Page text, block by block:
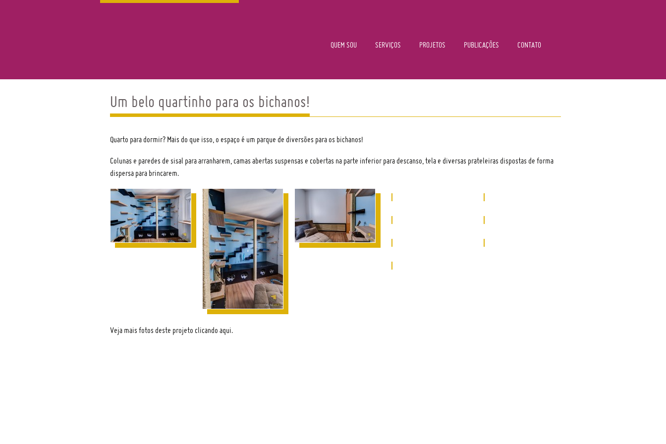
Eveline Maciel –
região
QUEM SOU SERVIÇOS PROJETOS PUBLICAÇÕES CONTATO
Um belo quartinho para os bichanos!
Quarto para dormir? Mais do que isso, o espaço é um parque de diversões para os bichanos!
Colunas e paredes de sisal para arranharem, camas abertas suspensas e cobertas na parte inferior para descanso, tela e diversas prateleiras dispostas de forma
dispersa para brincarem.
Veja mais fotos deste projeto clicando aqui.